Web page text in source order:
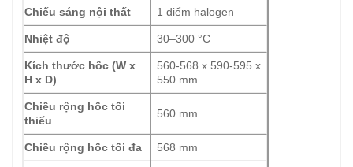
Chiếu sáng nội thất 1 điểm halogen
Nhiệt độ 30–300 °C
Kích thước hốc (W x
H x D)
560-568 x 590-595 x
550 mm
Chiều rộng hốc tối
thiểu
560 mm
Chiều rộng hốc tối đa 568 mm